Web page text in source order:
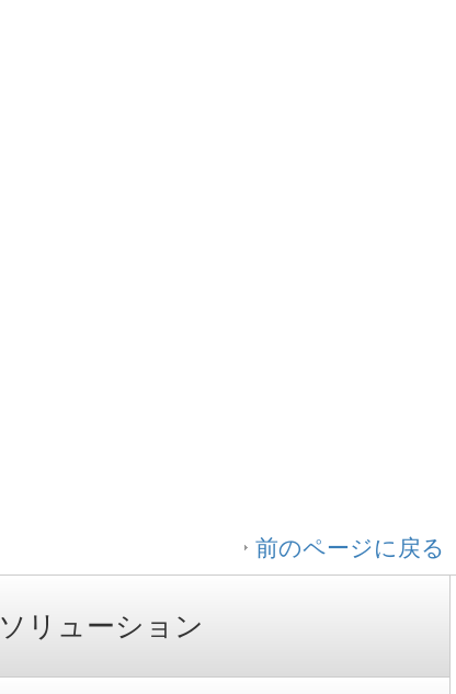
前のページに戻る
ソリューション